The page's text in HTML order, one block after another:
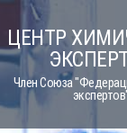
Skip
to
content
ЦЕНТР
Член Союза